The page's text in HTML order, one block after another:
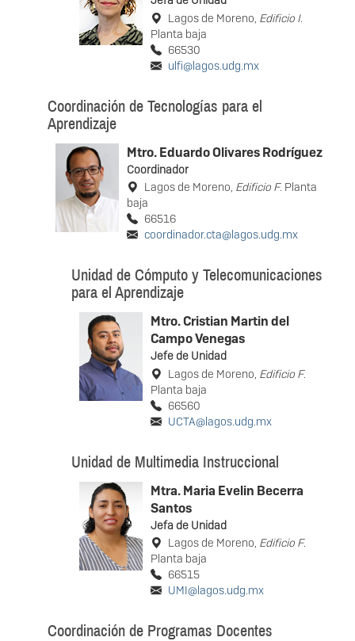
Lagos de Moreno, Edificio I.
Planta baja
66530
ulfi@lagos.udg.mx
Coordinación de Tecnologías para el
Aprendizaje
Mtro. Eduardo Olivares Rodríguez
Coordinador
Lagos de Moreno, Edificio F. Planta
baja
66516
coordinador.cta@lagos.udg.mx
Unidad de Cómputo y Telecomunicaciones
para el Aprendizaje
Mtro. Cristian Martin del
Campo Venegas
Jefe de Unidad
Lagos de Moreno, Edificio F.
Planta baja
66560
UCTA@lagos.udg.mx
Unidad de Multimedia Instruccional
Mtra. Maria Evelin Becerra
Santos
Jefa de Unidad
Lagos de Moreno, Edificio F.
Planta baja
66515
UMI@lagos.udg.mx
Coordinación de Programas Docentes